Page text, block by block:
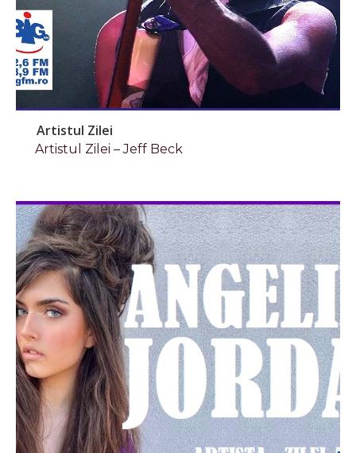
Artistul Zilei
Artistul Zilei – Jeff Beck